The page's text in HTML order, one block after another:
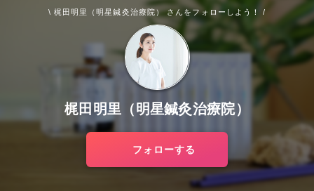
\ 梶田明里（明星鍼灸治療院） さんをフォローしよう！ /
梶田明里（明星鍼灸治療院）
フォローする